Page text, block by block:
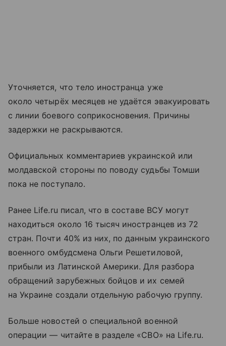
Уточняется, что тело иностранца уже
около четырёх месяцев не удаётся эвакуировать
с линии боевого соприкосновения. Причины
задержки не раскрываются.
Официальных комментариев украинской или
молдавской стороны по поводу судьбы Томши
пока не поступало.
Ранее Life.ru писал, что в составе ВСУ могут
находиться около 16 тысяч иностранцев из 72
стран. Почти 40% из них, по данным украинского
военного омбудсмена Ольги Решетиловой,
прибыли из Латинской Америки. Для разбора
обращений зарубежных бойцов и их семей
на Украине создали отдельную рабочую группу.
Больше новостей о специальной военной
операции — читайте в разделе «СВО» на Life.ru.